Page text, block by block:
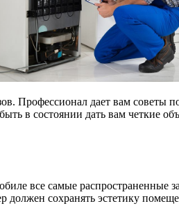
Профессионал дает вам советы
в состоянии дать вам четкие
все самые распространенные
сохранять эстетику